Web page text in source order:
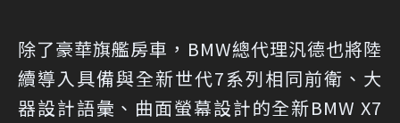
除了豪華旗艦房車，BMW總代理汎德也將陸
續導入具備與全新世代7系列相同前衛、大
器設計語彙、曲面螢幕設計的全新BMW X7